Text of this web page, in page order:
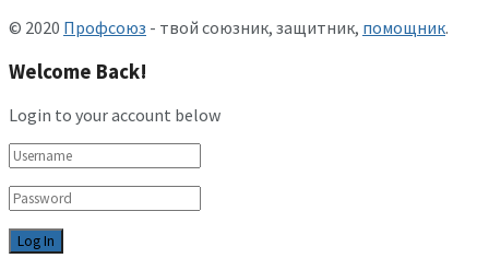
© 2020 Профсоюз - твой союзник, защитник, помощник.
Welcome Back!
Login to your account below